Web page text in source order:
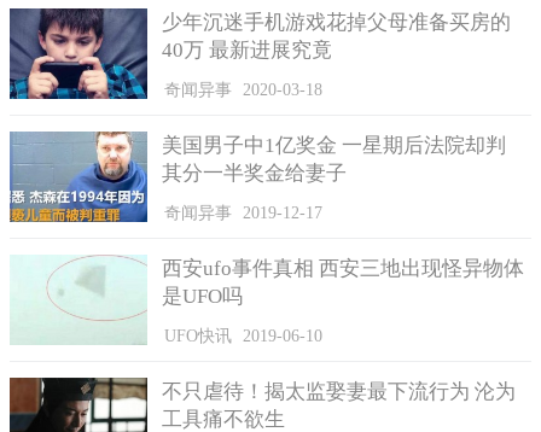
欧轮反芻时，铲屎官会过去抱它一下下，讲话给它听。
今年3月时，老牛双喜遭淘汰，李育瑄伤心了好一段时间，后
来小牛『欧轮』会安慰我，大牛『欧鹿鹿』也渐渐接受我，我就
觉得它们很有灵性。她和牛牛们感情越来越好，每当欧轮反芻
时，李育瑄就会过去抱它一下下、讲话给它听；每次帮牛牛们清
好畜舍，她也喜欢躺在欧鹿鹿身上。
每每要洗澡、喂食时，李育瑄都会先问过牛牛们的意见，夏
天时每次我问它们说要不要洗澡，它们如果觉得很热，就会点点
头，然后自己跑去平常在洗澡的地方乖乖站着，等我把它们固定
好，直到我帮它们洗好澡擦干身体。同学听了觉得很不可思议，
因为每次清理畜舍，牛们总是一直挣扎，不像她描述得那般乖
少年沉迷手机游戏花掉父母准备买房的
40万 最新进展究竟
奇闻异事 2020-03-18
美国男子中1亿奖金 一星期后法院却判
其分一半奖金给妻子
奇闻异事 2019-12-17
西安ufo事件真相 西安三地出现怪异物体
是UFO吗
UFO快讯 2019-06-10
不只虐待！揭太监娶妻最下流行为 沦为
工具痛不欲生